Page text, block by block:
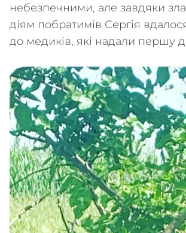
небезпечними, але завдяки
діям побратимів Сергія
до медиків, які надали першу